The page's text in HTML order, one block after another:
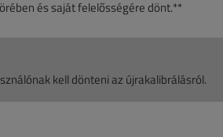
és saját felelősségére dönt.**
kell dönteni az újrakalibrálásról.